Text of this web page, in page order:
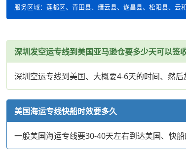
服务区域：莲都区、青田县、缙云县、遂昌县、松阳县、云
深圳发空运专线到美国亚马逊仓要多少天可以签
深圳空运专线到美国、大概要4-6天的时间、然
美国海运专线快船时效要多久
一般美国海运专线要30-40天左右到达美国、快